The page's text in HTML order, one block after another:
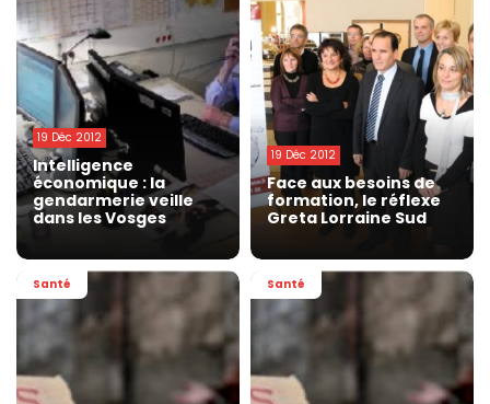
19 Déc 2012
Intelligence
économique : la
gendarmerie veille
dans les Vosges
19 Déc 2012
Face aux besoins de
formation, le réflexe
Greta Lorraine Sud
Santé Santé